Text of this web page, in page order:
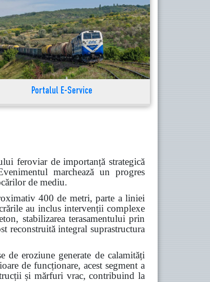
Portalul E-Service
feroviar de importanță strategică
marchează un progres
de mediu.
400 de metri, parte a liniei
au inclus intervenții complexe
stabilizarea terasamentului prin
reconstruită integral suprastructura
eroziune generate de calamități
de funcționare, acest segment a
și mărfuri vrac, contribuind la